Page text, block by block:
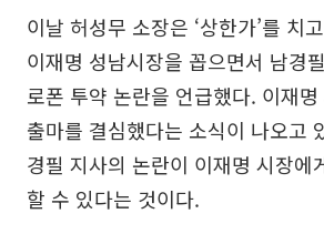
이날 허성무 소장은 ‘상한가’를 치
이재명 성남시장을 꼽으면서 남경
로폰 투약 논란을 언급했다. 이재
출마를 결심했다는 소식이 나오고
경필 지사의 논란이 이재명 시장에
할 수 있다는 것이다.